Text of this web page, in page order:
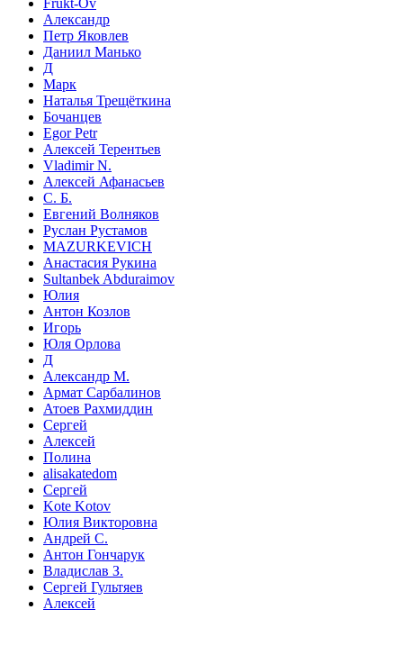
Frukt-Ov
Александр
Петр Яковлев
Даниил Манько
Д
Марк
Наталья Трещёткина
Бочанцев
Egor Petr
Алексей Терентьев
Vladimir N.
Алексей Афанасьев
С. Б.
Евгений Волняков
Руслан Рустамов
MAZURKEVICH
Анастасия Рукина
Sultanbek Abduraimov
Юлия
Антон Козлов
Игорь
Юля Орлова
Д
Александр М.
Армат Сарбалинов
Атоев Рахмиддин
Сергей
Алексей
Полина
alisakatedom
Сергей
Kote Kotov
Юлия Викторовна
Андрей С.
Антон Гончарук
Владислав З.
Сергей Гультяев
Алексей